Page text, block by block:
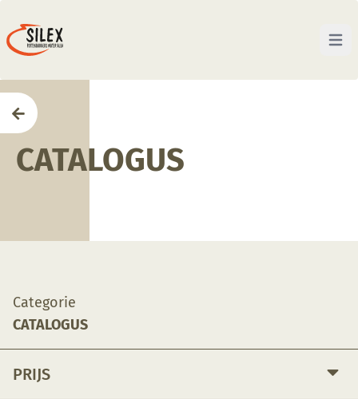
Open
CATALOGUS
Categorie
CATALOGUS
PRIJS